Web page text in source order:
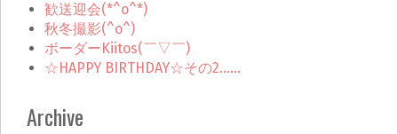
歓送迎会(*^o^*)
秋冬撮影(^o^)
ボーダーKiitos(￣▽￣)
☆HAPPY BIRTHDAY☆その2……
Archive